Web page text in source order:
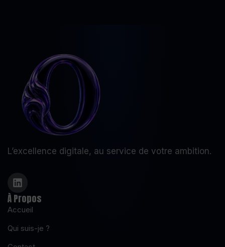
L’excellence digitale, au service de votre ambition.
À Propos
Accueil
Qui suis-je ?